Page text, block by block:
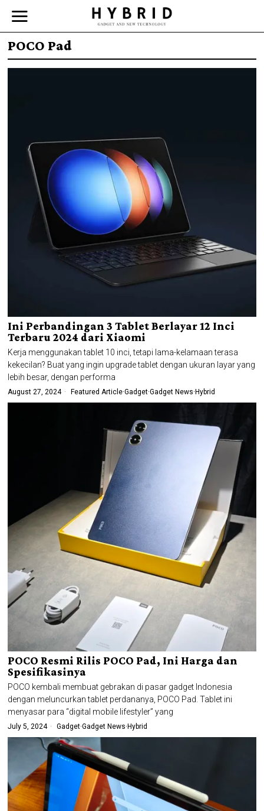
POCO Pad
Ini Perbandingan 3 Tablet Berlayar 12 Inci
Terbaru 2024 dari Xiaomi
Kerja menggunakan tablet 10 inci, tetapi lama-kelamaan terasa
kekecilan? Buat yang ingin upgrade tablet dengan ukuran layar yang
lebih besar, dengan performa
August 27, 2024 Featured Article·Gadget·Gadget News· Hybrid
POCO Resmi Rilis POCO Pad, Ini Harga dan
Spesifikasinya
POCO kembali membuat gebrakan di pasar gadget Indonesia
dengan meluncurkan tablet perdananya, POCO Pad. Tablet ini
menyasar para “digital mobile lifestyler” yang
July 5, 2024 Gadget·Gadget News· Hybrid